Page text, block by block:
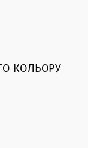
КОЛЬОРУ